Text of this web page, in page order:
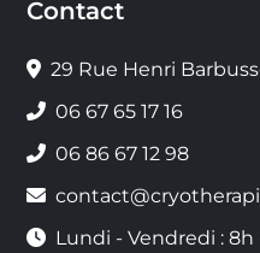
Contact
29 Rue Henri
06 67 65 17 16
06 86 67 12 98
Lundi - Vendredi : 8h